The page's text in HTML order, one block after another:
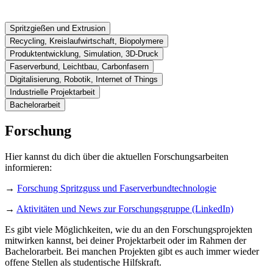
Spritzgießen und Extrusion
Recycling, Kreislaufwirtschaft, Biopolymere
Produktentwicklung, Simulation, 3D-Druck
Faserverbund, Leichtbau, Carbonfasern
Digitalisierung, Robotik, Internet of Things
Industrielle Projektarbeit
Bachelorarbeit
Forschung
Hier kannst du dich über die aktuellen Forschungsarbeiten
informieren:
→ Forschung Spritzguss und Faserverbundtechnologie
→ Aktivitäten und News zur Forschungsgruppe (LinkedIn)
Es gibt viele Möglichkeiten, wie du an den Forschungsprojekten
mitwirken kannst, bei deiner Projektarbeit oder im Rahmen der
Bachelorarbeit. Bei manchen Projekten gibt es auch immer wieder
offene Stellen als studentische Hilfskraft.